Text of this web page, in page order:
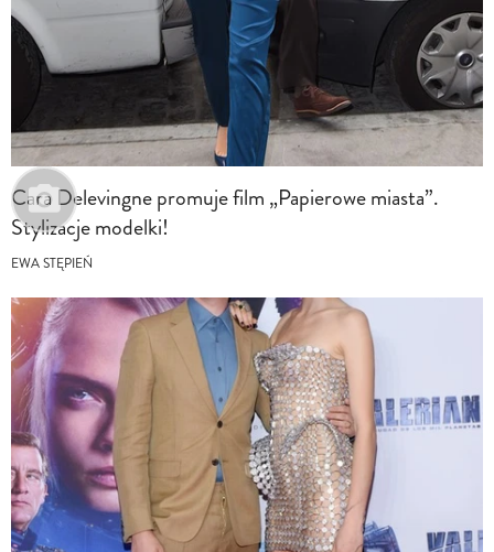
Cara Delevingne promuje film „Papierowe miasta”.
Stylizacje modelki!
EWA STĘPIEŃ